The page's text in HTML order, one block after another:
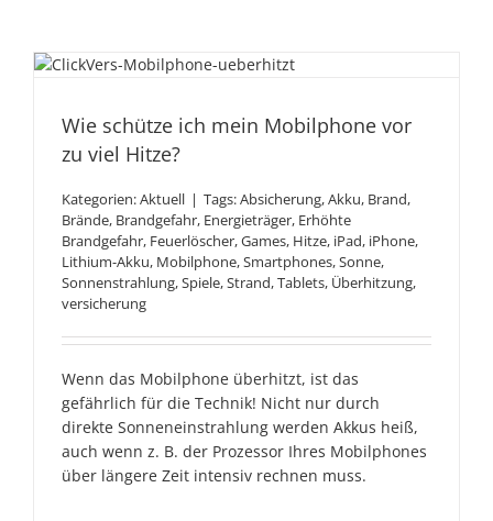
Wie schütze ich mein
Hitze?
Wie schütze ich mein Mobilphone vor
zu viel Hitze?
Kategorien:Aktuell | Tags:Absicherung,Akku, Brand,
Brände, Brandgefahr, Energieträger, Erhöhte
Brandgefahr, Feuerlöscher,Games, Hitze, iPad, iPhone,
Lithium-Akku, Mobilphone,Smartphones,Sonne,
Sonnenstrahlung,Spiele,Strand,Tablets, Überhitzung,
versicherung
Wenn das Mobilphone überhitzt, ist das
gefährlich für die Technik! Nicht nur durch
direkte Sonneneinstrahlung werden Akkus heiß,
auch wenn z. B. der Prozessor Ihres Mobilphones
über längere Zeit intensiv rechnen muss.